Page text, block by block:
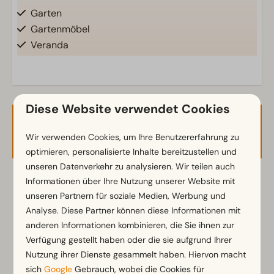
Garten
Gartenmöbel
Veranda
Kombi-Mikrowelle
Induktionsherd
Kaffeemaschine
Wasserkocher
Standort
Freistehend
Schlafzimmer
Einzelbetten: 1
Verfügbarkeit und Preis
2 Gäste
Fr 07-08-2026 Sa 08-08-2026
Fr
7 Aug
Sa
8 Aug
So
Diese Website verwendet Cookies
Wir verwenden Cookies, um Ihre Benutzererfahrung zu
optimieren, personalisierte Inhalte bereitzustellen und
unseren Datenverkehr zu analysieren. Wir teilen auch
Informationen über Ihre Nutzung unserer Website mit
unseren Partnern für soziale Medien, Werbung und
Analyse. Diese Partner können diese Informationen mit
anderen Informationen kombinieren, die Sie ihnen zur
Verfügung gestellt haben oder die sie aufgrund Ihrer
Nutzung ihrer Dienste gesammelt haben. Hiervon macht
sichGoogle Gebrauch, wobei die Cookies für